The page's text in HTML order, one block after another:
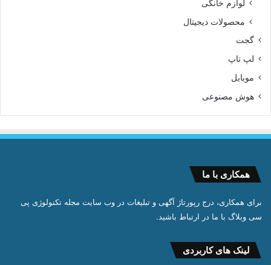
لوازم خانگی
محصولات دیجیتال
گجت
لپ تاپ
موبایل
هوش مصنوعی
همکاری با ما
برای همکاری، درج رپورتاژ آگهی و تبلیغات در وب سایت مجله تکنولوژی پی
سی وبلاگ با ما در ارتباط باشید.
لینک های کاربردی